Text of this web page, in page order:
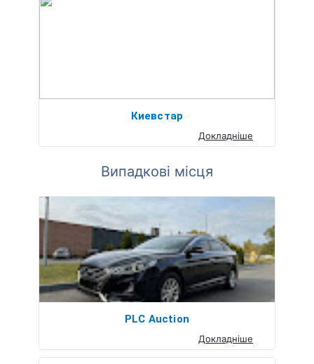
Киевстар
Докладніше
Випадкові місця
PLC Auction
Докладніше